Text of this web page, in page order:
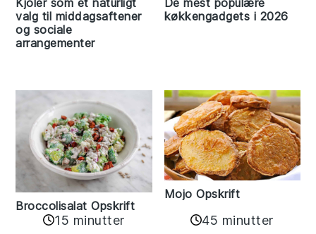
valg til middagsaftener
og sociale
arrangementer
køkkengadgets i 2026
Broccolisalat Opskrift
15 minutter
Mojo Opskrift
45 minutter